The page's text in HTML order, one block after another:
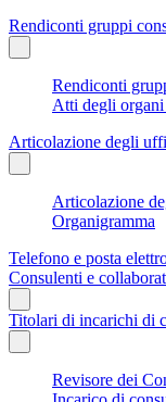
Rendiconti gruppi
Rendiconti
Atti degli
Articolazione degli
Articolazione
Organigramma
Telefono e posta
Consulenti e
Titolari di incarichi di
Revisore dei